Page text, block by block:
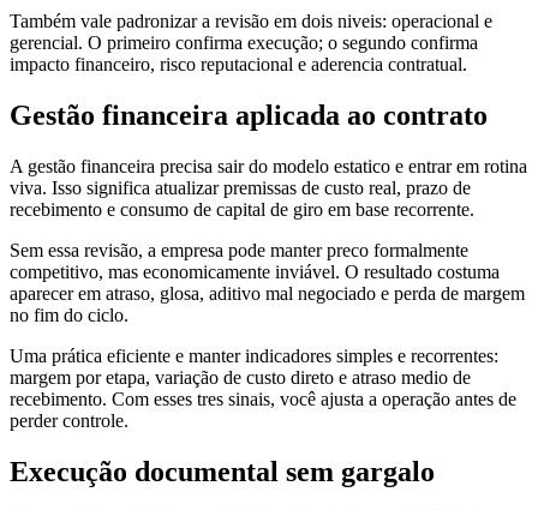
Também vale padronizar a revisão em dois niveis: operacional e
gerencial. O primeiro confirma execução; o segundo confirma
impacto financeiro, risco reputacional e aderencia contratual.
Gestão financeira aplicada ao contrato
A gestão financeira precisa sair do modelo estatico e entrar em rotina
viva. Isso significa atualizar premissas de custo real, prazo de
recebimento e consumo de capital de giro em base recorrente.
Sem essa revisão, a empresa pode manter preco formalmente
competitivo, mas economicamente inviável. O resultado costuma
aparecer em atraso, glosa, aditivo mal negociado e perda de margem
no fim do ciclo.
Uma prática eficiente e manter indicadores simples e recorrentes:
margem por etapa, variação de custo direto e atraso medio de
recebimento. Com esses tres sinais, você ajusta a operação antes de
perder controle.
Execução documental sem gargalo